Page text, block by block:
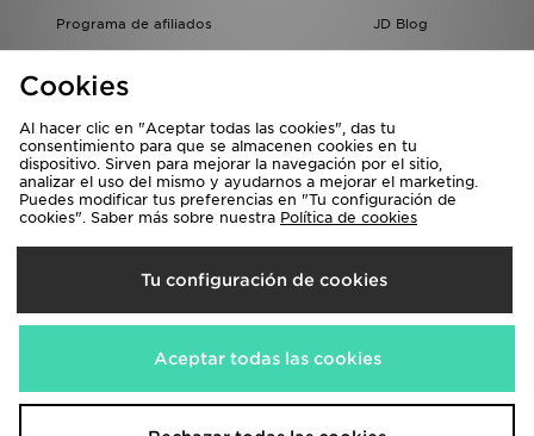
Programa de afiliados
JD Blog
del grupo JD - Whistleblowing
Selecciona País
España
Aceptamos las siguientes formas de pago
Visita nuestra página corporativa enwww.jdplc.com
Cookies
Al hacer clic en "Aceptar todas las cookies", das tu
consentimiento para que se almacenen cookies en tu
dispositivo. Sirven para mejorar la navegación por el sitio,
analizar el uso del mismo y ayudarnos a mejorar el marketing.
Puedes modificar tus preferencias en "Tu configuración de
cookies". Saber más sobre nuestra Política de cookies
Tu configuración de cookies
Aceptar todas las cookies